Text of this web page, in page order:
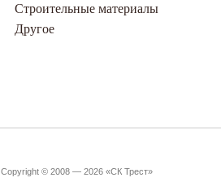
Строительные материалы
Другое
Copyright © 2008 — 2026 «СК Трест»